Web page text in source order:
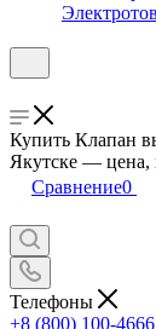
Купить Клапан
Якутске — цена,
Сравнение0
Телефоны
+8 (800) 100-4666